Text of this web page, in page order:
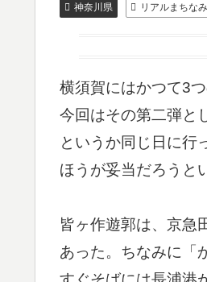
神奈川県 リアルまちなみ
横須賀にはかつて3
今回はその第二弾と
というか同じ日に行
ほうが妥当だろうと
皆ヶ作遊郭は、京急
あった。ちなみに「